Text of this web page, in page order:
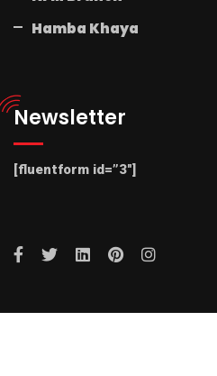
Hamba Khaya
Newsletter
[fluentform id=”3″]